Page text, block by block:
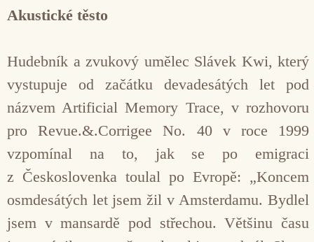
Akustické těsto
Hudebník a zvukový umělec Slávek Kwi, který
vystupuje od začátku devadesátých let pod
názvem Arti­ficial Memory Trace, v rozhovoru
pro Revue.&.Corrigee No. 40 v roce 1999
vzpomínal na to, jak se po emigraci
z Českoslovenka toulal po Evropě: „Koncem
osmdesátých let jsem žil v Amsterdamu. Bydlel
jsem v mansardě pod střechou. Většinu času